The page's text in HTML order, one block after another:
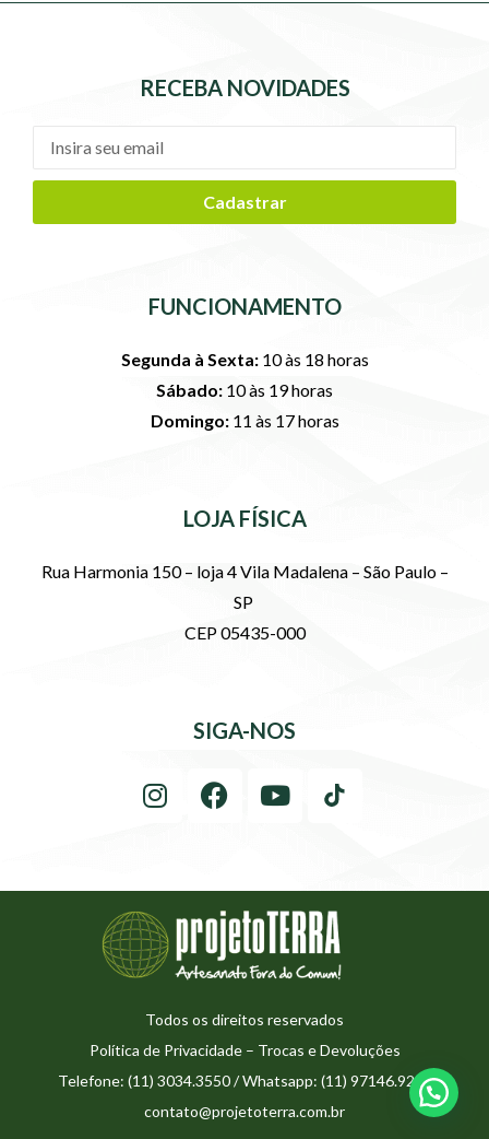
RECEBA NOVIDADES
Cadastrar
FUNCIONAMENTO
Segunda à Sexta:10 às 18 horas
Sábado: 10 às 19 horas
Domingo:11 às 17 horas
LOJA FÍSICA
Rua Harmonia 150 – loja 4 Vila Madalena – São Paulo –
SP
CEP 05435-000
SIGA-NOS
Todos os direitos reservados
Política de Privacidade– Trocas e Devoluções
Telefone: (11) 3034.3550 / Whatsapp: (11) 97146.9273
contato@projetoterra.com.br